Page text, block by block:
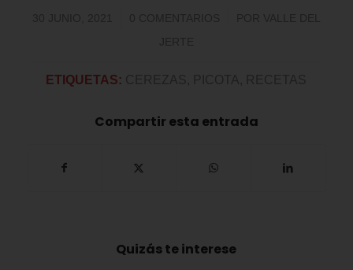
ETIQUETAS:
Compartir esta entrada
Quizás te interese